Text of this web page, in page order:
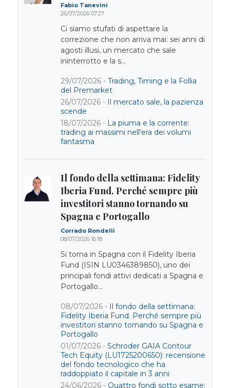
Fabio Tanevini
26/07/2026 07:27
Ci siamo stufati di aspettare la
correzione che non arriva mai: sei anni di
agosti illusi, un mercato che sale
ininterrotto e la s...
29/07/2026 - Trading, Timing e la Follia
del Premarket
26/07/2026 -
Il mercato sale, la pazienza
scende
18/07/2026 - La piuma e la corrente:
trading ai massimi nell'era dei volumi
fantasma
Il fondo della settimana: Fidelity
Iberia Fund. Perché sempre più
investitori stanno tornando su
Spagna e Portogallo
Corrado Rondelli
08/07/2026 16:18
Si torna in Spagna con il Fidelity Iberia
Fund (ISIN LU0346389850), uno dei
principali fondi attivi dedicati a Spagna e
Portogallo...
08/07/2026 -
Il fondo della settimana:
Fidelity Iberia Fund. Perché sempre più
investitori stanno tornando su Spagna e
Portogallo
01/07/2026 - Schroder GAIA Contour
Tech Equity (LU1725200650): recensione
del fondo tecnologico che ha
raddoppiato il capitale in 3 anni
24/06/2026 - Quattro fondi sotto esame: